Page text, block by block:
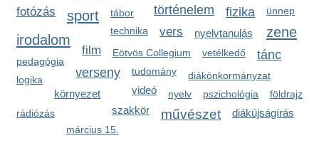
történelem
fotózás fizika ünnep
sport
technika zene
vers nyelvtanulás
irodalom
film Eötvös Collegium vetélkedő
pedagógia
tánc
verseny
tudomány
tábor
diákönkormányzat
logika
videó
környezet nyelv pszichológia
szakkör művészet diákújságírás
rádiózás
március 15.
földrajz